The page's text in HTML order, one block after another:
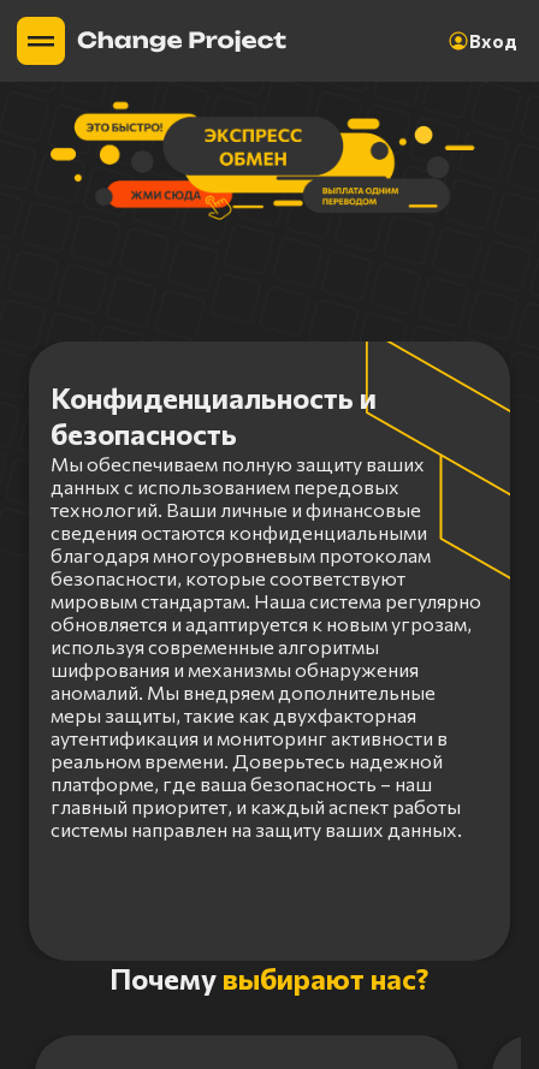
Вход
Конфиденциальность и
безопасность
Мы обеспечиваем полную защиту ваших
данных с использованием передовых
технологий. Ваши личные и финансовые
сведения остаются конфиденциальными
благодаря многоуровневым протоколам
безопасности, которые соответствуют
мировым стандартам. Наша система регулярно
обновляется и адаптируется к новым угрозам,
используя современные алгоритмы
шифрования и механизмы обнаружения
аномалий. Мы внедряем дополнительные
меры защиты, такие как двухфакторная
аутентификация и мониторинг активности в
реальном времени. Доверьтесь надежной
платформе, где ваша безопасность – наш
главный приоритет, и каждый аспект работы
системы направлен на защиту ваших данных.
Почему выбирают нас?